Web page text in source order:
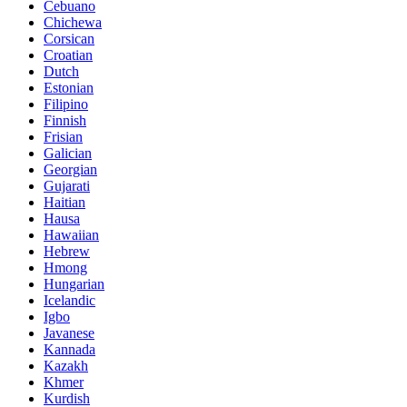
Cebuano
Chichewa
Corsican
Croatian
Dutch
Estonian
Filipino
Finnish
Frisian
Galician
Georgian
Gujarati
Haitian
Hausa
Hawaiian
Hebrew
Hmong
Hungarian
Icelandic
Igbo
Javanese
Kannada
Kazakh
Khmer
Kurdish